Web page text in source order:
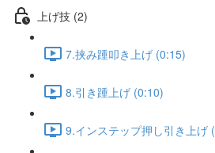
上げ技 (2)
7.挟み踵叩き上げ (0:15)
8.引き踵上げ (0:10)
9.インステップ押し引き上げ